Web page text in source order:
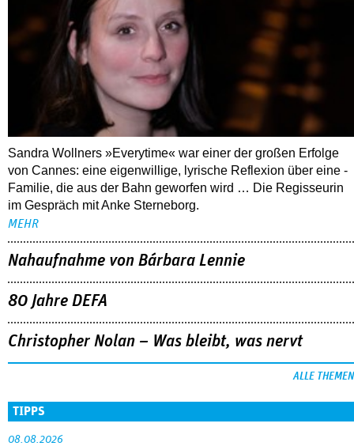
Sandra Wollners »Everytime« war einer der großen Erfolge
von Cannes: eine eigenwillige, lyrische Reflexion über eine ­
Familie, die aus der Bahn geworfen wird … Die Regisseurin
im Gespräch mit Anke Sterneborg.
MEHR
Nahaufnahme von Bárbara Lennie
80 Jahre DEFA
Christopher Nolan – Was bleibt, was nervt
ALLE THEMEN
TIPPS
08.08.2026